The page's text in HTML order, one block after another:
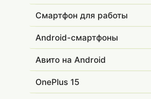
Смартфон для работы
Android-смартфоны
Авито на Android
OnePlus 15